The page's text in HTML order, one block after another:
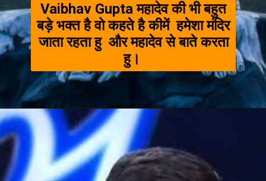
Vaibhav Gupta महादेव की भी बहुत
बड़े भक्त है वो कहते है कीमें हमेशा मंदिर
जाता रहता हु और महादेव से बाते करता
हु।